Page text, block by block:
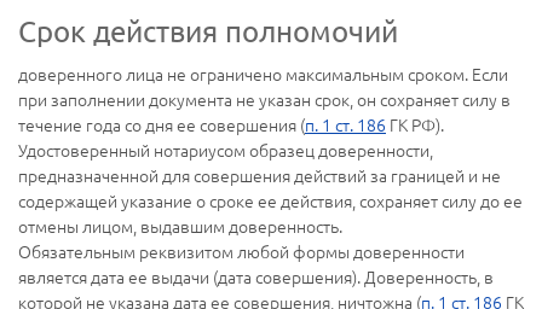
Срок действия полномочий
доверенного лица не ограничено максимальным сроком. Если
при заполнении документа не указан срок, он сохраняет силу в
течение года со дня ее совершения (п. 1 ст. 186 ГК РФ).
Удостоверенный нотариусом образец доверенности,
предназначенной для совершения действий за границей и не
содержащей указание о сроке ее действия, сохраняет силу до ее
отмены лицом, выдавшим доверенность.
Обязательным реквизитом любой формы доверенности
является дата ее выдачи (дата совершения). Доверенность, в
которой не указана дата ее совершения, ничтожна (п. 1 ст. 186 ГК